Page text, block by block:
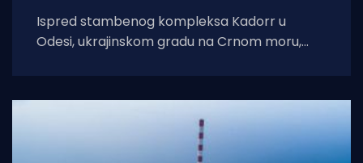
Ispred stambenog kompleksa Kadorr u
Odesi, ukrajinskom gradu na Crnom moru,